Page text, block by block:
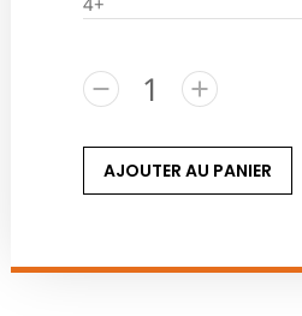
AJOUTER AU PANIER